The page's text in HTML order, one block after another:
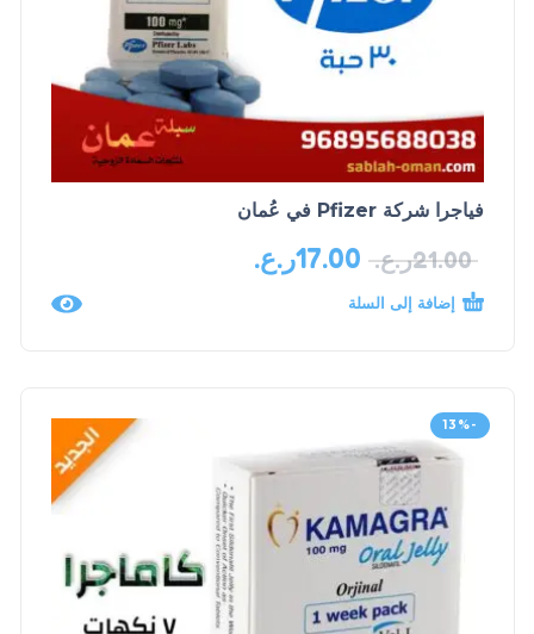
فياجرا شركة Pfizer في عُمان
21.00ر.ع. 17.00ر.ع.
إضافة إلى السلة
-13%